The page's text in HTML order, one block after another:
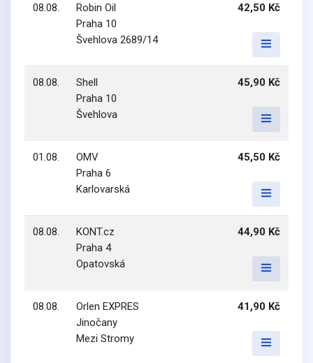
08.08.
Robin Oil
Praha 10
Švehlova 2689/14
42,50 Kč
08.08.
Shell
Praha 10
Švehlova
45,90 Kč
01.08.
OMV
Praha 6
Karlovarská
45,50 Kč
08.08.
KONT.cz
Praha 4
Opatovská
44,90 Kč
08.08.
Orlen EXPRES
Jinočany
Mezi Stromy
41,90 Kč